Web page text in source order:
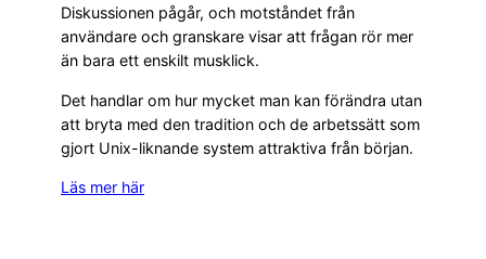
Diskussionen pågår, och motståndet från
användare och granskare visar att frågan rör mer
än bara ett enskilt musklick.
Det handlar om hur mycket man kan förändra utan
att bryta med den tradition och de arbetssätt som
gjort Unix-liknande system attraktiva från början.
Läs mer här